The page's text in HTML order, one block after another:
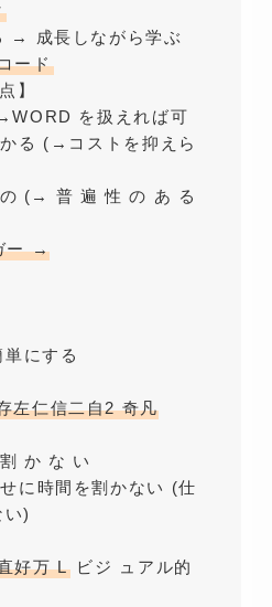
→ 成長しながら学ぶ
ード
】
を扱えれば可
る (→コストを抑えら
(→ 普 遍 性 の あ る
ー →
単にする
左仁信二自2 奇凡
か な い
に時間を割かない (仕
い)
好万 Lビジ ュアル的